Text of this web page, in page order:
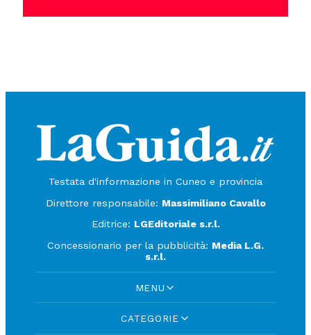
Testata d'informazione in Cuneo e provincia
Direttore responsabile: Massimiliano Cavallo
Editrice: LGEditoriale s.r.l.
Concessionario per la pubblicità: Media L.G.
s.r.l.
MENU
CATEGORIE